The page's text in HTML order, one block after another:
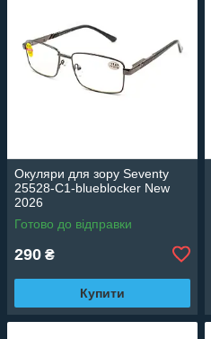
Окуляри для зору Seventy
25528-C1-blueblocker New
2026
Готово до відправки
290 ₴
Купити